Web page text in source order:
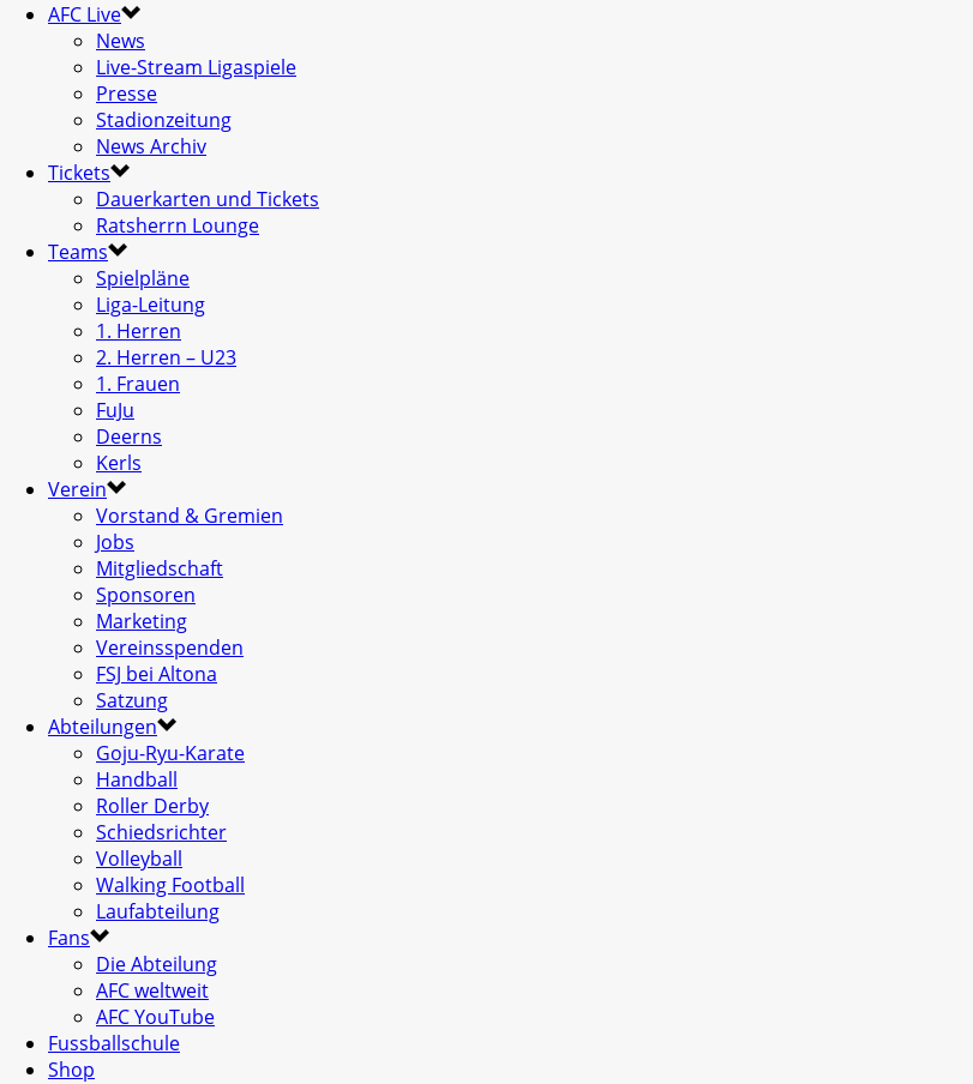
AFC Live
News
Live-Stream Ligaspiele
Presse
Stadionzeitung
News Archiv
Tickets
Dauerkarten und Tickets
Ratsherrn Lounge
Teams
Spielpläne
Liga-Leitung
1. Herren
2. Herren – U23
1. Frauen
FuJu
Deerns
Kerls
Verein
Vorstand & Gremien
Jobs
Mitgliedschaft
Sponsoren
Marketing
Vereinsspenden
FSJ bei Altona
Satzung
Abteilungen
Goju-Ryu-Karate
Handball
Roller Derby
Schiedsrichter
Volleyball
Walking Football
Laufabteilung
Fans
Die Abteilung
AFC weltweit
AFC YouTube
Fussballschule
Shop